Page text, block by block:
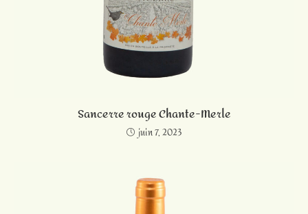
Sancerre rouge Chante-Merle
juin 7, 2023